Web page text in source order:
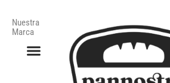
Nuestra
Marca